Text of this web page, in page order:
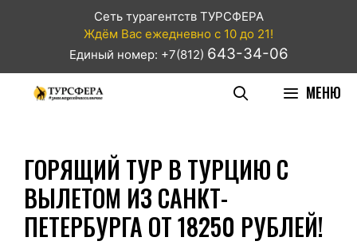
Сеть турагентств ТУРСФЕРА
Ждём Вас ежедневно с 10 до 21!
Единый номер: +7(812) 643-34-06
МЕНЮ
ГОРЯЩИЙ ТУР В ТУРЦИЮ С
ВЫЛЕТОМ ИЗ САНКТ-
ПЕТЕРБУРГА ОТ 18250 РУБЛЕЙ!